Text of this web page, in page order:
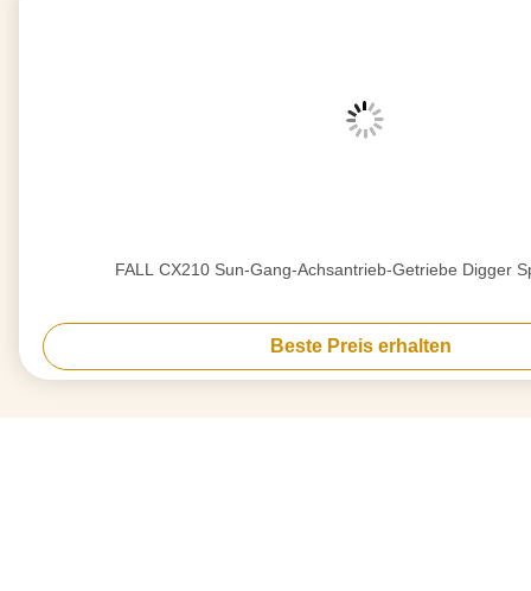
FALL CX210 Sun-Gang-Achsantrieb-Getriebe Digger
Beste Preis erhalten